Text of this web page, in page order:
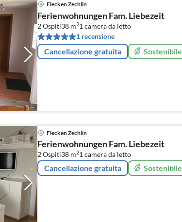
Flecken Zechlin
Ferienwohnungen Fam. Liebezeit
2 Ospiti38 m21 camera da letto
1 recensione
Cancellazione gratuita Sostenibile
Flecken Zechlin
Ferienwohnungen Fam. Liebezeit
2 Ospiti38 m21 camera da letto
Cancellazione gratuita Sostenibile